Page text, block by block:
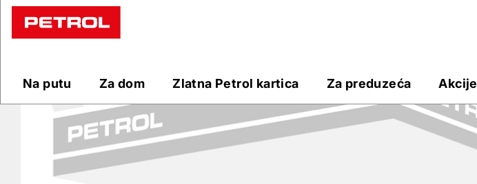
Prodajna
mjesta
Na putu Za dom Zlatna Petrol kartica Za preduzeća Akcije